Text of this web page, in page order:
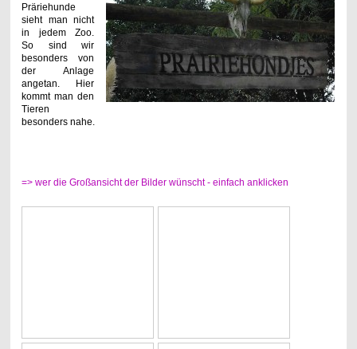
Präriehunde
sieht man nicht
in jedem Zoo.
So sind wir
besonders von
der Anlage
angetan. Hier
kommt man den
Tieren
besonders nahe.
=> wer die Großansicht der Bilder wünscht - einfach anklicken